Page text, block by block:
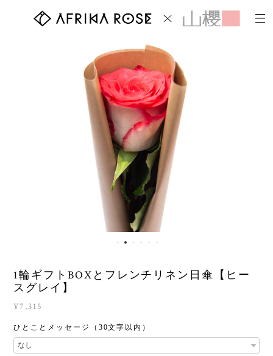
1輪ギフトBOXとフレンチリネン日傘【ヒー
スグレイ】
¥7,315
ひとことメッセージ（30文字以内）